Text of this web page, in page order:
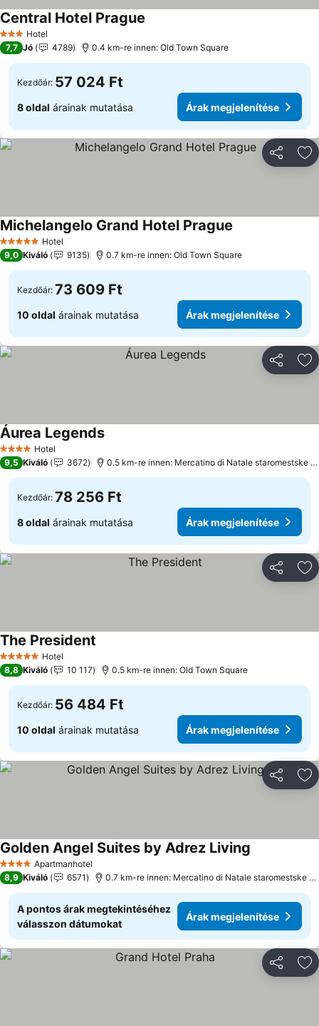
3 Kategória
Hotel
Central Hotel Prague
7,7 Jó 4789 0.4 km-re innen: Old Town Square
Kezdőár: 57 024 Ft
8 oldal árainak mutatása Árak megjelenítése
5 KategóriaHotel
Michelangelo Grand Hotel Prague
9,0 Kiváló 9135 0.7 km-re innen: Old Town Square
Kezdőár: 73 609 Ft
10 oldal árainak mutatása Árak megjelenítése
4 KategóriaHotel
Áurea Legends
9,5 Kiváló 3672 0.5 km-re innen: Mercatino di Natale staromestske namest
Kezdőár: 78 256 Ft
8 oldal árainak mutatása Árak megjelenítése
5 KategóriaHotel
The President
8,8 Kiváló 10 117 0.5 km-re innen: Old Town Square
Kezdőár: 56 484 Ft
10 oldal árainak mutatása Árak megjelenítése
4 KategóriaApartmanhotel
Golden Angel Suites by Adrez Living
8,9 Kiváló 6571 0.7 km-re innen: Mercatino di Natale staromestske namest
A pontos árak megtekintéséhez
válasszon dátumokat
Árak megjelenítése